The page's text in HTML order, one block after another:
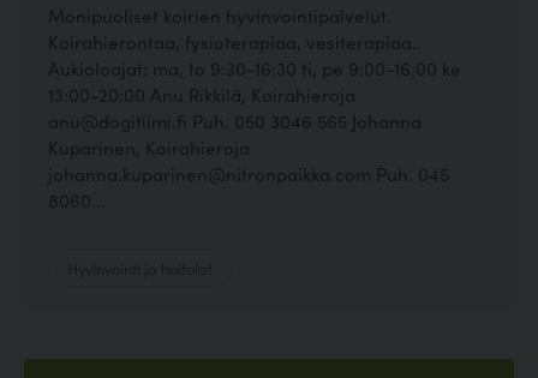
Monipuoliset koirien hyvinvointipalvelut.
Koirahierontaa, fysioterapiaa, vesiterapiaa..
Aukioloajat: ma, to 9:30-16:30 ti, pe 9:00-16:00 ke
13:00-20:00 Anu Rikkilä, Koirahieroja
anu@dogitiimi.fi Puh. 050 3046 565 Johanna
Kuparinen, Koirahieroja
johanna.kuparinen@nitronpaikka.com Puh. 045
8060...